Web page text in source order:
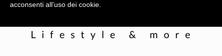
acconsenti all’uso dei cookie.